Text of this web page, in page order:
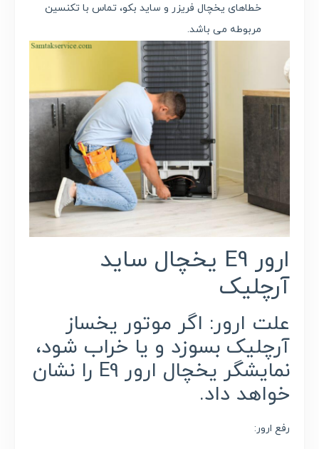
خطاهای یخچال فریزر و ساید بکو، تماس با تکنسین
مربوطه می باشد.
ارور E9 یخچال ساید
آرچلیک
علت ارور: اگر موتور یخساز
آرچلیک بسوزد و یا خراب شود،
نمایشگر یخچال ارور E9 را نشان
خواهد داد.
رفع ارور: